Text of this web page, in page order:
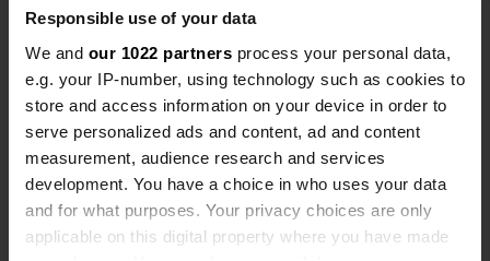
Responsible use of your data
We and our 1022 partners process your personal data,
e.g. your IP-number, using technology such as cookies to
store and access information on your device in order to
serve personalized ads and content, ad and content
measurement, audience research and services
development. You have a choice in who uses your data
and for what purposes. Your privacy choices are only
applicable on this digital property where you have made
Sei stato qui?
Contatto